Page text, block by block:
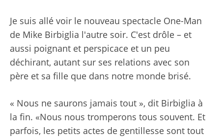
Je suis allé voir le nouveau spectacle One-Man
de Mike Birbiglia l'autre soir. C'est drôle – et
aussi poignant et perspicace et un peu
déchirant, autant sur ses relations avec son
père et sa fille que dans notre monde brisé.
« Nous ne saurons jamais tout », dit Birbiglia à
la fin. «Nous nous tromperons tous souvent. Et
parfois, les petits actes de gentillesse sont tout